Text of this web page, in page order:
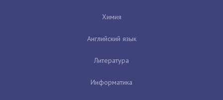
Химия
Английский язык
Литература
Информатика